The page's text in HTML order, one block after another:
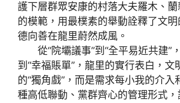
護下層群眾安康的村落大夫羅木、
的模範，用最樸素的舉動詮釋了文
德向善在龍里蔚然成風。
從“院壩議事”到“全平易近共建”
到“幸福賬單”，龍里的實行表白，文
的“獨角戲”，而是需求每小我的介入
種高低聯動、黨群齊心的管理形式